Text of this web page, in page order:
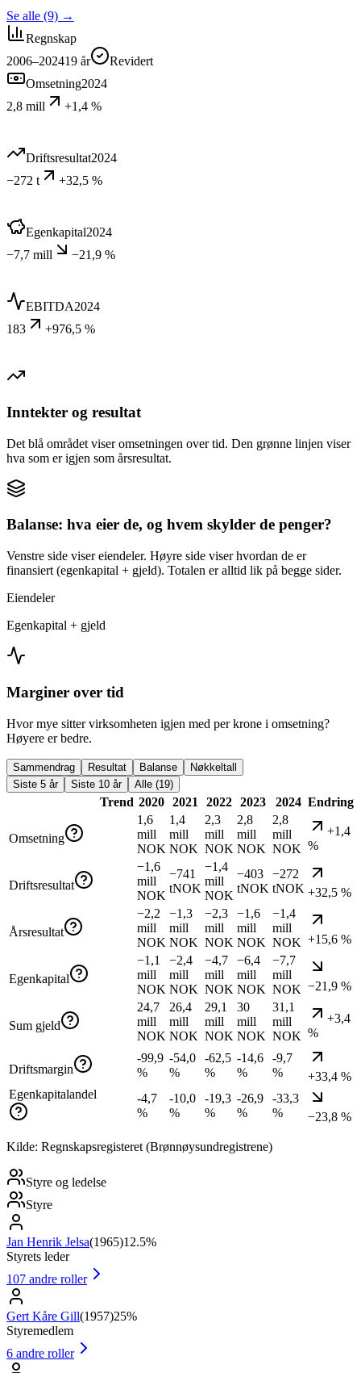
Se alle (9) →
Regnskap
2006–202419 år
Revidert
Omsetning2024
2,8 mill
+1,4 %
Driftsresultat2024
−272 t
+32,5 %
Egenkapital2024
−7,7 mill
−21,9 %
EBITDA2024
183
+976,5 %
Inntekter og resultat
Det blå området viser omsetningen over tid. Den grønne linjen viser
hva som er igjen som årsresultat.
Balanse: hva eier de, og hvem skylder de penger?
Venstre side viser eiendeler. Høyre side viser hvordan de er
finansiert (egenkapital + gjeld). Totalen er alltid lik på begge sider.
Eiendeler
Egenkapital + gjeld
Marginer over tid
Hvor mye sitter virksomheten igjen med per krone i omsetning?
Høyere er bedre.
Sammendrag Resultat Balanse
Nøkkeltall
Siste 5 år
Siste 10 år Alle (19)
Trend 2020 2021 2022 2023 2024 Endring
Omsetning
1,6
mill
NOK
1,4
mill
NOK
2,3
mill
NOK
2,8
mill
NOK
2,8
mill
NOK
+1,4
%
Driftsresultat
−1,6
mill
NOK
−741
tNOK
−1,4
mill
NOK
−403
tNOK
−272
tNOK +32,5 %
Årsresultat
−2,2
mill
NOK
−1,3
mill
NOK
−2,3
mill
NOK
−1,6
mill
NOK
−1,4
mill
NOK +15,6 %
Egenkapital
−1,1
mill
NOK
−2,4
mill
NOK
−4,7
mill
NOK
−6,4
mill
NOK
−7,7
mill
NOK −21,9 %
Sum gjeld
24,7
mill
NOK
26,4
mill
NOK
29,1
mill
NOK
30
mill
NOK
31,1
mill
NOK
+3,4
%
Driftsmargin
-99,9
%
-54,0
%
-62,5
%
-14,6
%
-9,7
%
+33,4 %
Egenkapitalandel
-4,7
%
-10,0
%
-19,3
%
-26,9
%
-33,3
%
−23,8 %
Kilde: Regnskapsregisteret (Brønnøysundregistrene)
Styre og ledelse
Styre
Jan Henrik Jelsa(1965)12.5%
Styrets leder
107 andre roller
Gert Kåre Gill(1957)25%
Styremedlem
6 andre roller